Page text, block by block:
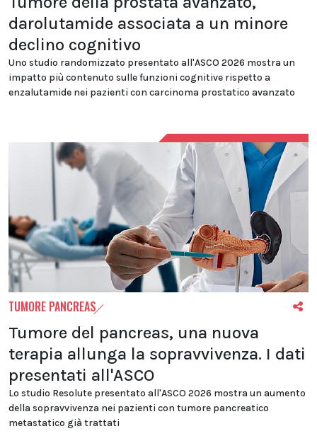
darolutamide associata a un minore
declino cognitivo
Uno studio randomizzato presentato all'ASCO 2026 mostra un
impatto più contenuto sulle funzioni cognitive rispetto a
enzalutamide nei pazienti con carcinoma prostatico avanzato
TUMORE PANCREAS
Tumore del pancreas, una nuova
terapia allunga la sopravvivenza. I dati
presentati all'ASCO
Lo studio Resolute presentato all'ASCO 2026 mostra un aumento
della sopravvivenza nei pazienti con tumore pancreatico
metastatico già trattati